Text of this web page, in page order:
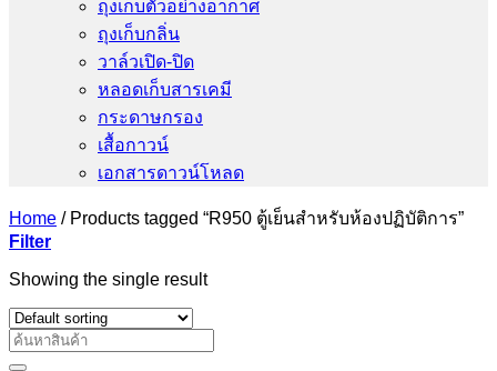
ถุงเก็บตัวอย่างอากาศ
ถุงเก็บกลิ่น
วาล์วเปิด-ปิด
หลอดเก็บสารเคมี
กระดาษกรอง
เสื้อกาวน์
เอกสารดาวน์โหลด
Home /Products tagged “R950 ตู้เย็นสำหรับห้องปฏิบัติการ”
Filter
Showing the single result
Search
for: